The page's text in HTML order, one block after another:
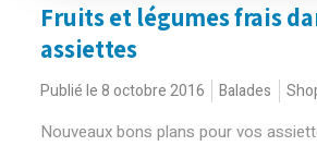
Fruits et légumes frais
assiettes
Publié le 8 octobre 2016 Balades
Nouveaux bons plans pour vos